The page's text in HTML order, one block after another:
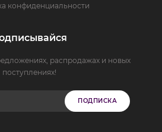
конфиденциальности
распродажах и новых
поступлениях!
ПОДПИСКА